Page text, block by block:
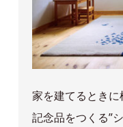
家を建てるとき
記念品をつくる”